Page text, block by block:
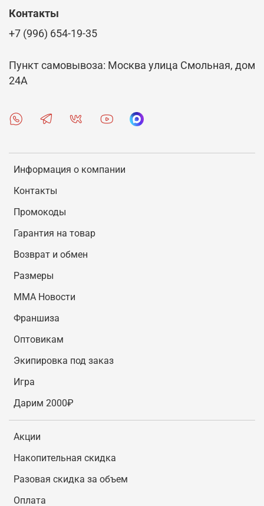
Информация о компании
Контакты
Промокоды
Гарантия на товар
Возврат и обмен
Размеры
MMA Новости
Франшиза
Оптовикам
Экипировка под заказ
Игра
Дарим 2000₽
Акции
Накопительная скидка
Разовая скидка за объем
Оплата
Контакты
+7 (996) 654-19-35
Пункт самовывоза: Москва улица Смольная, дом
24А